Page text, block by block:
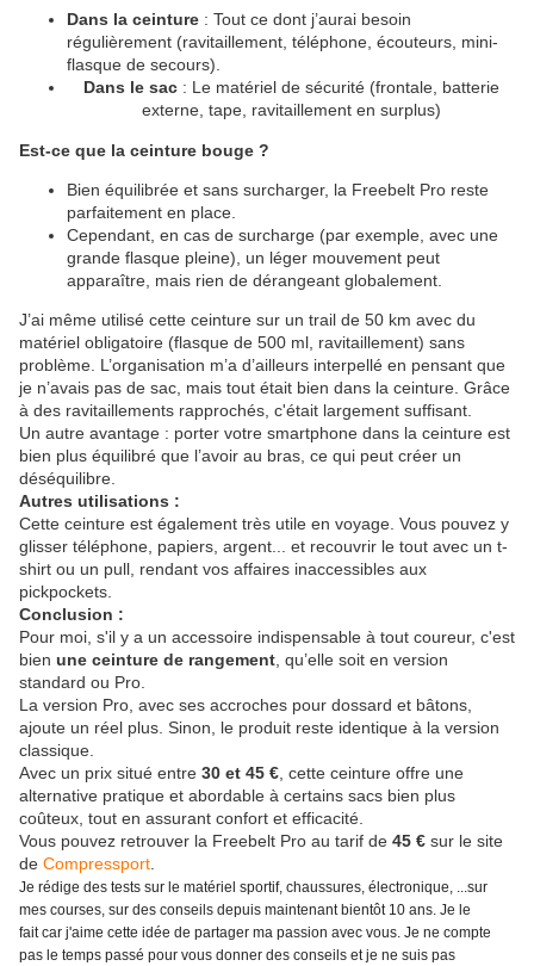
Dans la ceinture : Tout ce dont j’aurai besoin
régulièrement (ravitaillement, téléphone, écouteurs, mini-
flasque de secours).
Dans le sac: Le matériel de sécurité (frontale, batterie
externe, tape, ravitaillement en surplus)
Est-ce que la ceinture bouge ?
Bien équilibrée et sans surcharger, la Freebelt Pro reste
parfaitement en place.
Cependant, en cas de surcharge (par exemple, avec une
grande flasque pleine), un léger mouvement peut
apparaître, mais rien de dérangeant globalement.
J’ai même utilisé cette ceinture sur un trail de 50 km avec du
matériel obligatoire (flasque de 500 ml, ravitaillement) sans
problème. L’organisation m’a d’ailleurs interpellé en pensant que
je n’avais pas de sac, mais tout était bien dans la ceinture. Grâce
à des ravitaillements rapprochés, c'était largement suffisant.
Un autre avantage : porter votre smartphone dans la ceinture est
bien plus équilibré que l’avoir au bras, ce qui peut créer un
déséquilibre.
Autres utilisations :
Cette ceinture est également très utile en voyage. Vous pouvez y
glisser téléphone, papiers, argent... et recouvrir le tout avec un t-
shirt ou un pull, rendant vos affaires inaccessibles aux
pickpockets.
Conclusion :
Pour moi, s'il y a un accessoire indispensable à tout coureur, c'est
bien une ceinture de rangement , qu’elle soit en version
standard ou Pro.
La version Pro, avec ses accroches pour dossard et bâtons,
ajoute un réel plus. Sinon, le produit reste identique à la version
classique.
Avec un prix situé entre 30 et 45 € , cette ceinture offre une
alternative pratique et abordable à certains sacs bien plus
coûteux, tout en assurant confort et efficacité.
Vous pouvez retrouver la Freebelt Pro au tarif de 45 € sur le site
de Compressport
Je rédige des tests sur le matériel sportif, chaussures, électronique, ...sur
mes courses, sur des conseils depuis maintenant bientôt 10 ans. Je le
fait car j'aime cette idée de partager ma passion avec vous. Je ne compte
pas le temps passé pour vous donner des conseils et je ne suis pas